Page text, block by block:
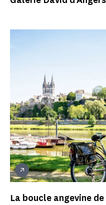
La boucle angevine